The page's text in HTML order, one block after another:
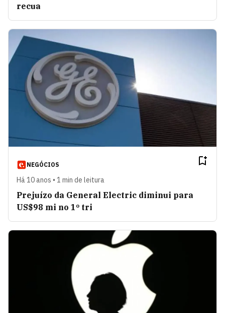
recua
NEGÓCIOS
Há 10 anos • 1 min de leitura
Prejuízo da General Electric diminui para
US$98 mi no 1º tri